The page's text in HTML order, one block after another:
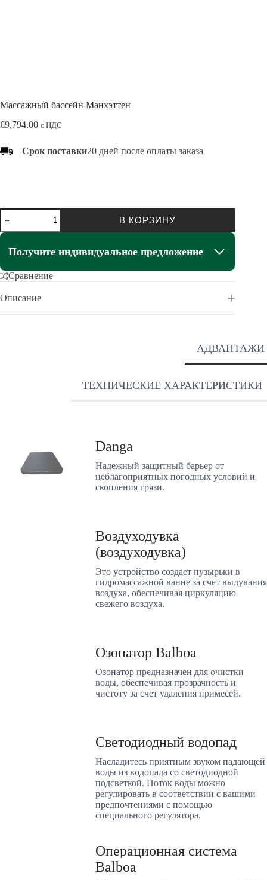
Массажный бассейн Манхэттен
€9,794.00 с НДС
Срок поставки20 дней после оплаты заказа
Количество
товара
Masažinis
Manhattan
В КОРЗИНУ
Получите индивидуальное предложение
Сравнение
Описание
АДВАНТАЖИ
ТЕХНИЧЕСКИЕ ХАРАКТЕРИСТИКИ
Danga
Надежный защитный барьер от
неблагоприятных погодных условий и
скопления грязи.
Воздуходувка
(воздуходувка)
Это устройство создает пузырьки в
гидромассажной ванне за счет выдувания
воздуха, обеспечивая циркуляцию
свежего воздуха.
Озонатор Balboa
Озонатор предназначен для очистки
воды, обеспечивая прозрачность и
чистоту за счет удаления примесей.
Светодиодный водопад
Насладитесь приятным звуком падающей
воды из водопада со светодиодной
подсветкой. Поток воды можно
регулировать в соответствии с вашими
предпочтениями с помощью
специального регулятора.
Операционная система
Balboa